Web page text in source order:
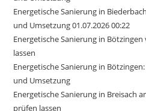
Energetische Sanierung in
und Umsetzung 01.07.2026 00:22
Energetische Sanierung in
lassen
Energetische Sanierung in
und Umsetzung
Energetische Sanierung in Breisach
prüfen lassen